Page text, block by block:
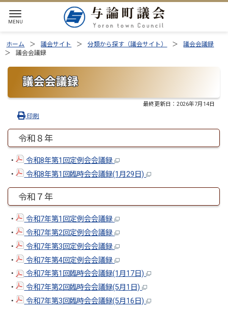
ホーム 議会サイト 分類から探す（議会サイト）
議会会議録
議会会議録
議会会議録
最終更新日：2026年7月14日
印刷
令和８年
・
令和8年第1回定例会会議録
・
令和8年第1回臨時会会議録(1月29日)
令和７年
・
令和7年第1回定例会会議録
・
令和7年第2回定例会会議録
・
令和7年第3回定例会会議録
・
令和7年第4回定例会会議録
・
令和7年第1回臨時会会議録(1月17日)
・
令和7年第2回臨時会会議録(5月1日)
・
令和7年第3回臨時会会議録(5月16日)